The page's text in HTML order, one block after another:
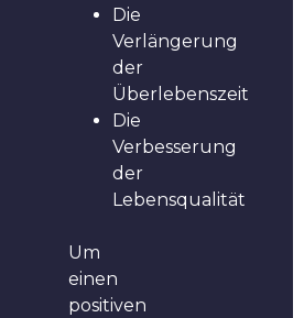
Die
Verlängerung
der
Überlebenszeit
Die
Verbesserung
der
Lebensqualität
Um
einen
positiven